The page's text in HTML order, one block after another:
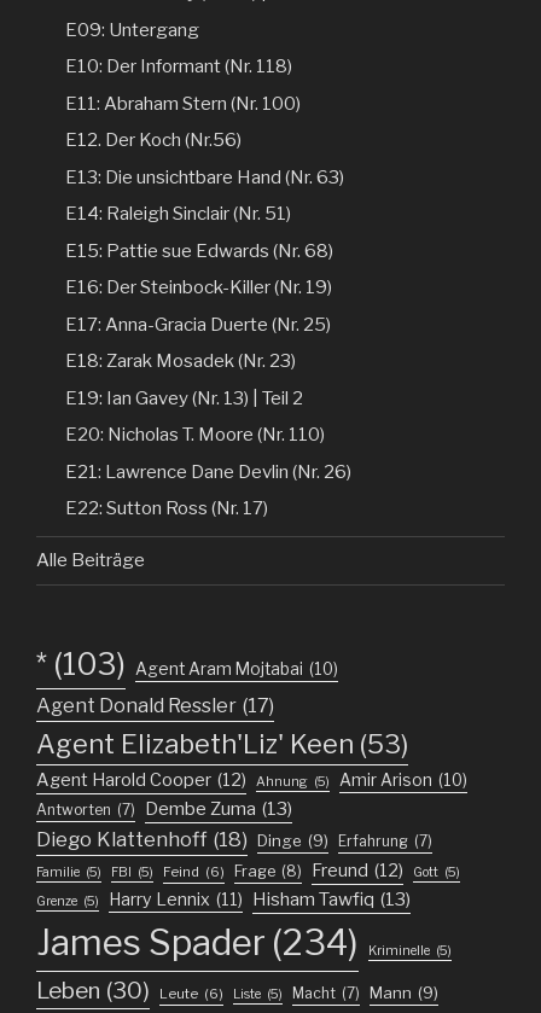
E09: Untergang
E10: Der Informant (Nr. 118)
E11: Abraham Stern (Nr. 100)
E12. Der Koch (Nr.56)
E13: Die unsichtbare Hand (Nr. 63)
E14: Raleigh Sinclair (Nr. 51)
E15: Pattie sue Edwards (Nr. 68)
E16: Der Steinbock-Killer (Nr. 19)
E17: Anna-Gracia Duerte (Nr. 25)
E18: Zarak Mosadek (Nr. 23)
E19: Ian Gavey (Nr. 13) | Teil 2
E20: Nicholas T. Moore (Nr. 110)
E21: Lawrence Dane Devlin (Nr. 26)
E22: Sutton Ross (Nr. 17)
Alle Beiträge
* (103) Agent Aram Mojtabai (10)
Agent Donald Ressler (17)
Agent Elizabeth'Liz' Keen (53)
Agent Harold Cooper (12) Ahnung (5) Amir Arison (10)
Antworten (7) Dembe Zuma (13)
Diego Klattenhoff (18) Dinge (9) Erfahrung (7)
Familie (5) FBI (5) Feind (6) Frage (8) Freund (12) Gott (5)
Grenze (5) Harry Lennix (11) Hisham Tawfiq (13)
James Spader (234) Kriminelle (5)
Leben (30) Leute (6) Liste (5) Macht (7) Mann (9)